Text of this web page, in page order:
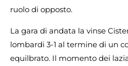
ruolo di opposto.
La gara di andata la vinse
lombardi 3-1 al termine di un
equilbrato. Il momento dei